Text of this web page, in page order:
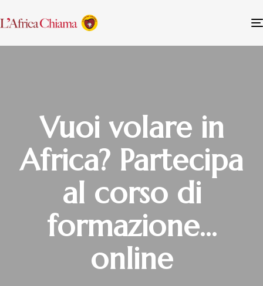
Vuoi volare in
Africa? Partecipa
al corso di
formazione…
online